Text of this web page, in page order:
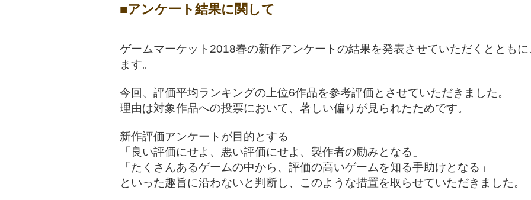
■アンケート結果に関して
ゲームマーケット2018春の新作アンケートの結果を発表させていただくととも
ます。
今回、評価平均ランキングの上位6作品を参考評価とさせていただきました。
理由は対象作品への投票において、著しい偏りが見られたためです。
新作評価アンケートが目的とする
「良い評価にせよ、悪い評価にせよ、製作者の励みとなる」
「たくさんあるゲームの中から、評価の高いゲームを知る手助けとなる」
といった趣旨に沿わないと判断し、このような措置を取らせていただきました。